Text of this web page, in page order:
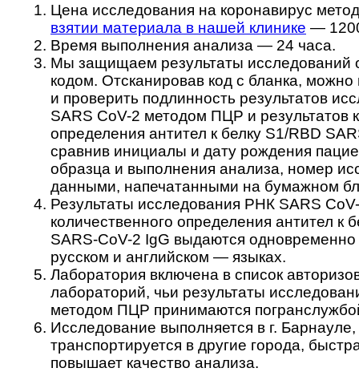
Цена исследования на коронавирус
взятии материала в нашей клинике —
Время выполнения анализа — 24 часа.
Мы защищаем результаты исследований
кодом. Отсканировав код с бланка, можно
и проверить подлинность результатов
SARS CoV-2 методом ПЦР и результатов
определения антител к белку S1/RBD
сравнив инициалы и дату рождения
образца и выполнения анализа, номер
данными, напечатанными на бумажном
Результаты исследования РНК SARS
количественного определения антител к
SARS-CoV-2 IgG выдаются
русском и английском — языках.
Лаборатория включена в список
лабораторий, чьи результаты
методом ПЦР принимаются
Исследование выполняется в г.
транспортируется в другие города,
повышает качество анализа.